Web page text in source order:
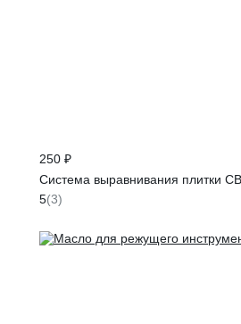
250 ₽
Система выравнивания плитки
5(3)